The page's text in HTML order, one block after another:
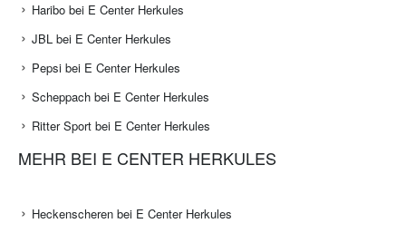
Haribo bei E Center Herkules
JBL bei E Center Herkules
Pepsi bei E Center Herkules
Scheppach bei E Center Herkules
Ritter Sport bei E Center Herkules
MEHR BEI E CENTER HERKULES
Heckenscheren bei E Center Herkules